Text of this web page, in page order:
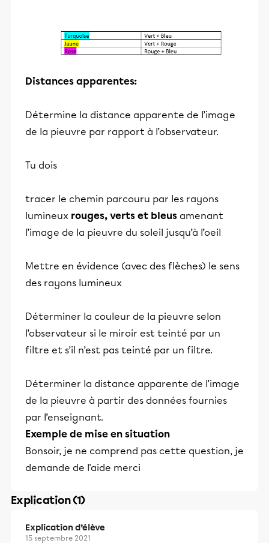
Distances apparentes:
Détermine la distance apparente de l’image
de la pieuvre par rapport à l’observateur.
Tu dois
tracer le chemin parcouru par les rayons
lumineux rouges, verts et bleus amenant
l’image de la pieuvre du soleil jusqu’à l’oeil
Mettre en évidence (avec des flèches) le sens
des rayons lumineux
Déterminer la couleur de la pieuvre selon
l’observateur si le miroir est teinté par un
filtre et s’il n’est pas teinté par un filtre.
Déterminer la distance apparente de l’image
de la pieuvre à partir des données fournies
par l’enseignant.
Exemple de mise en situation
Bonsoir, je ne comprend pas cette question, je
demande de l'aide merci
Explication (1)
Explication d’élève
15 septembre 2021